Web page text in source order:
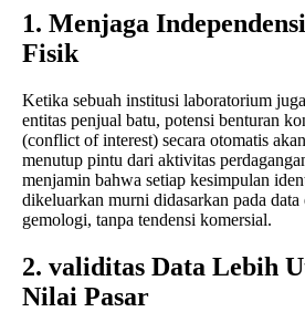
1. Menjaga
Fisik
Ketika sebuah institusi laboratorium
entitas penjual batu, potensi benturan
(conflict of interest) secara otomatis
menutup pintu dari aktivitas
menjamin bahwa setiap kesimpulan
dikeluarkan murni didasarkan pada data
gemologi, tanpa tendensi komersial.
2. validitas Data Lebih
Nilai Pasar